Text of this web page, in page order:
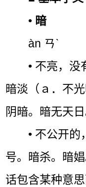
• 暗
àn ㄢˋ
• 不亮，没
暗淡（ａ．不
阴暗。暗无天日
• 不公开的
号。暗杀。暗
话包含某种意